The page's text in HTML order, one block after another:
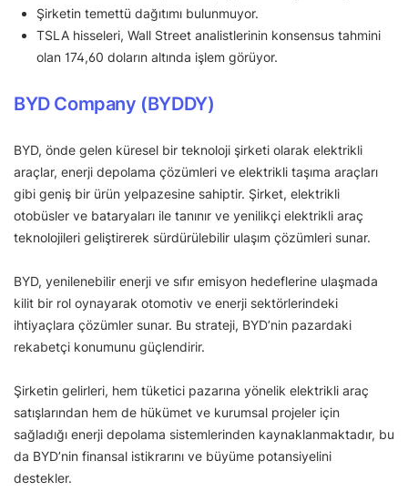
Şirketin temettü dağıtımı bulunmuyor.
TSLA hisseleri, Wall Street analistlerinin konsensus tahmini
olan 174,60 doların altında işlem görüyor.
BYD Company (BYDDY)
BYD, önde gelen küresel bir teknoloji şirketi olarak elektrikli
araçlar, enerji depolama çözümleri ve elektrikli taşıma araçları
gibi geniş bir ürün yelpazesine sahiptir. Şirket, elektrikli
otobüsler ve bataryaları ile tanınır ve yenilikçi elektrikli araç
teknolojileri geliştirerek sürdürülebilir ulaşım çözümleri sunar.
BYD, yenilenebilir enerji ve sıfır emisyon hedeflerine ulaşmada
kilit bir rol oynayarak otomotiv ve enerji sektörlerindeki
ihtiyaçlara çözümler sunar. Bu strateji, BYD’nin pazardaki
rekabetçi konumunu güçlendirir.
Şirketin gelirleri, hem tüketici pazarına yönelik elektrikli araç
satışlarından hem de hükümet ve kurumsal projeler için
sağladığı enerji depolama sistemlerinden kaynaklanmaktadır, bu
da BYD’nin finansal istikrarını ve büyüme potansiyelini
destekler.